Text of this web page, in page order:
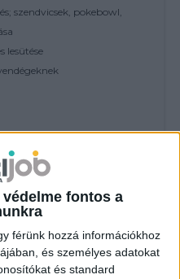
fontos a
férünk hozzá információkhoz
és személyes adatokat
és standard
szendvicsek, pokebowl,
lesütése
vállalása
eltérő):